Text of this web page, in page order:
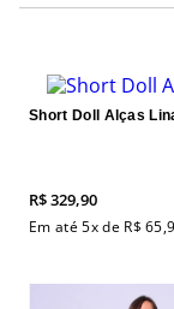
Short Doll Alças
R$329,90
Em até5x de R$ 65,
4º robe